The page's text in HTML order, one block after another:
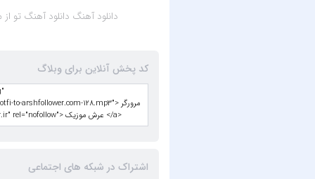
دانلود آهنگ دانلود آهنگ تو از محمد
کد پخش آنلاین برای وبلاگ
اشتراک در شبکه های اجتماعی